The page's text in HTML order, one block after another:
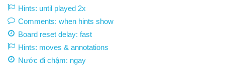
Hints: until played 2x
Comments: when hints show
Board reset delay: fast
Hints: moves & annotations
Nước đi chậm: ngay